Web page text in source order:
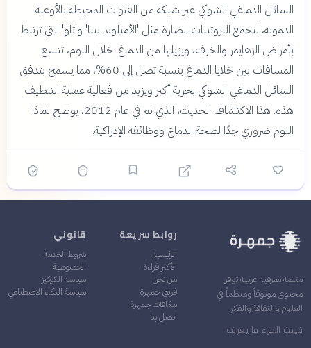
السائل الدماغي الشوكي عبر شبكة من القنوات المحيطة بالأوعية
الدموية، ليجمع البروتينات الضارة مثل 'الأميلويد بيتا' و'تاو' التي ترتبط
بأمراض الزهايمر والخرف، ويزيلها من الدماغ. خلال النوم، تتسع
المسافات بين خلايا الدماغ بنسبة تصل إلى 60%، مما يسمح بتدفق
السائل الدماغي الشوكي بحرية أكبر ويزيد من فعالية عملية التنظيف
هذه. هذا الاكتشاف الحديث، الذي تم في عام 2012، يوضح لماذا
النوم ضروري جدًا لصحة الدماغ ووظائفه الإدراكية.
منصة معرفية عربية توفر
محتوى موثوقاً ومنظماً في
العلوم والثقافة والفكر
قيمة المرء ما يعرفه
روابط سريعة
الرئيسية
الأكثر قراءة
من نحن
فريق جمهرة
مكافآت جمهرة
اتصل بنا
قانوني
شروط الخدمة
الخصوصية
سياسة الكوكيز
سياسة الذكاء الاصطناعي